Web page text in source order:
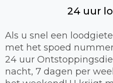
24 uur
Als u snel een
met het spoed
24 uur
nacht, 7 dagen per